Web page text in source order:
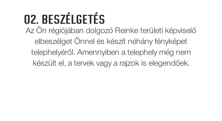
02. BESZÉLGETÉS
Az Ön régiójában dolgozó Reinke területi képviselő
elbeszélget Önnel és készít néhány fényképet
telephelyéről. Amennyiben a telephely még nem
készült el, a tervek vagy a rajzok is elegendőek.